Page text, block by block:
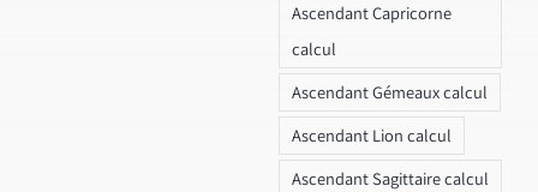
Ascendant Capricorne
calcul
Ascendant Gémeaux calcul
Ascendant Lion calcul
Ascendant Sagittaire calcul